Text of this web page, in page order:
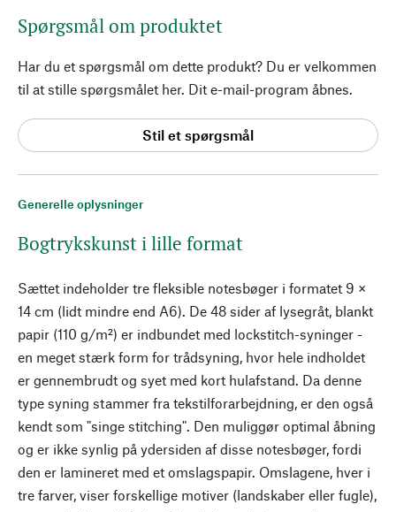
Generelle oplysninger
Bogtrykskunst i lille format
Sættet indeholder tre fleksible notesbøger i formatet 9 ×
14 cm (lidt mindre end A6). De 48 sider af lysegråt, blankt
papir (110 g/m²) er indbundet med lockstitch-syninger -
en meget stærk form for trådsyning, hvor hele indholdet
er gennembrudt og syet med kort hulafstand. Da denne
type syning stammer fra tekstilforarbejdning, er den også
kendt som "singe stitching". Den muliggør optimal åbning
og er ikke synlig på ydersiden af disse notesbøger, fordi
den er lamineret med et omslagspapir. Omslagene, hver i
tre farver, viser forskellige motiver (landskaber eller fugle),
Spørgsmål om produktet
Har du et spørgsmål om dette produkt? Du er velkommen
til at stille spørgsmålet her. Dit e-mail-program åbnes.
Stil et spørgsmål